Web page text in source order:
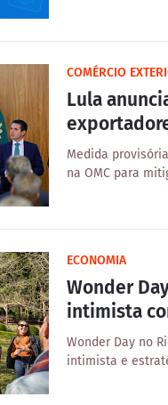
COMÉRCIO
Lula
Medida
na OMC para
‎ECONOMIA
Wonder
intimista
Wonder Day no
intimista e